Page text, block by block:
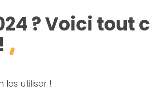
? Voici tout
utiliser !